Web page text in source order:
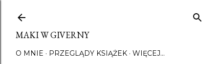
MAKI W GIVERNY
O MNIE PRZEGLĄDY KSIĄŻEK WIĘCEJ…